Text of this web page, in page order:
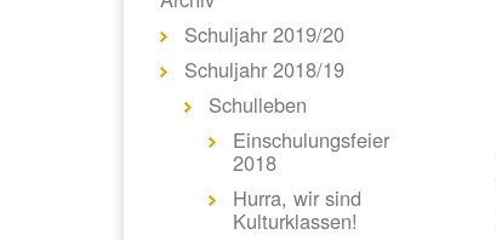
Schuljahr 2019/20
Schuljahr 2018/19
Schulleben
Einschulungsfeier
2018
Hurra, wir sind
Kulturklassen!